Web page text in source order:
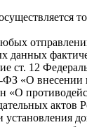
ст. 12
ФЗ «О внесении
«О
актов
установления